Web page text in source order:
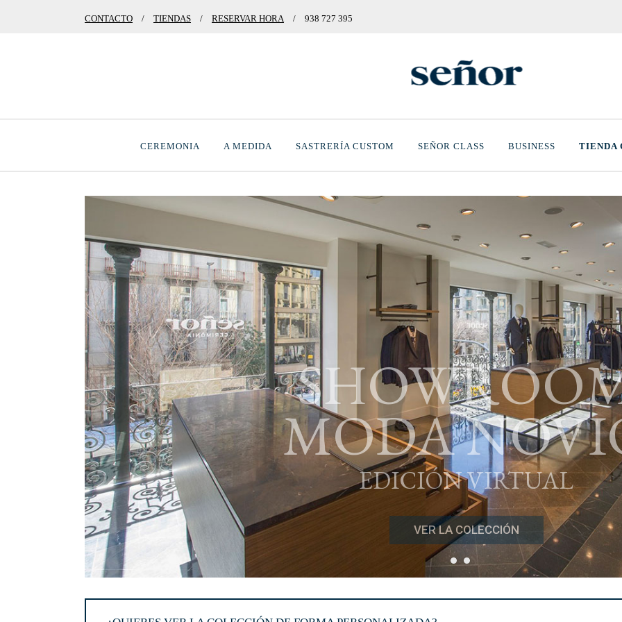
CONTACTO / TIENDAS / RESERVAR HORA / 938 727 395
CEREMONIA A MEDIDA SASTRERÍA CUSTOM SEÑOR CLASS BUSINESS TIENDA
VER LA COLECCIÓN
EDICIÓN VIRTUAL
MODA